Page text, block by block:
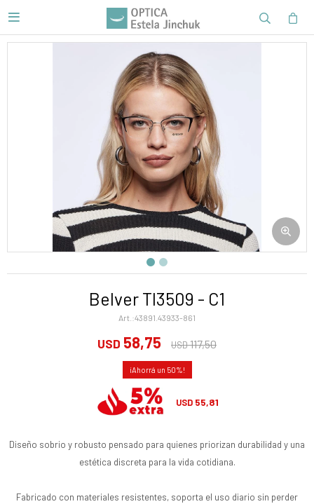

Belver Tl3509 - C1
43891.43933-861
USD 58,75 USD117,50
50
USD 55,81
Diseño sobrio y robusto pensado para quienes priorizan durabilidad y una
estética discreta para la vida cotidiana.
Fabricado con materiales resistentes, soporta el uso diario sin perder